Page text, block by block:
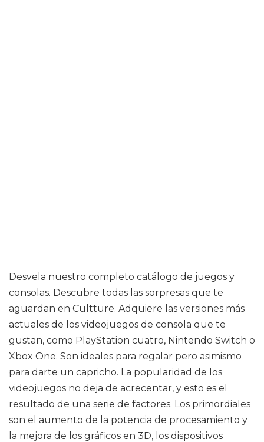
Desvela nuestro completo catálogo de juegos y
consolas. Descubre todas las sorpresas que te
aguardan en Cultture. Adquiere las versiones más
actuales de los videojuegos de consola que te
gustan, como PlayStation cuatro, Nintendo Switch o
Xbox One. Son ideales para regalar pero asimismo
para darte un capricho. La popularidad de los
videojuegos no deja de acrecentar, y esto es el
resultado de una serie de factores. Los primordiales
son el aumento de la potencia de procesamiento y
la mejora de los gráficos en 3D, los dispositivos